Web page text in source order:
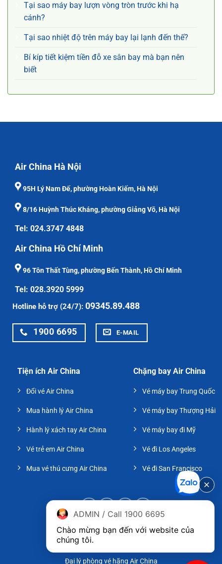
Tại sao máy bay lượn vòng tròn trước khi hạ
cánh?
Tại sao nhiệt độ trên máy bay lại lạnh đến thế?
Bí kíp tiết kiệm tiền đỗ xe sân bay mà bạn nên
biết
Air China Hà Nội
95H Lý Nam Đế, phường Hoàn Kiếm, Hà Nội
8/16 Huỳnh Thúc Kháng, phường Giảng Võ, Hà Nội
Tel: 024.3747 4848
Air China Hồ Chí Minh
96 Tôn Thất Tùng, phường Bến Thành, Hồ Chí Minh
Tel: 028.3920 5999
Hotline hỗ trợ (24/7): 09345.89.488
1900 6695 E-MAIL
Tiện ích Air China
Đổi vé Air China
Mua hành lý Air China
Hành lý xách tay Air China
Vé trẻ em Air China
Mua vé thú cưng Air China
Chặng bay Air China
Vé máy bay Trung Quốc
Vé máy bay Thượng Hải
Vé máy bay đi Mỹ
Vé đi Los Angeles
Vé đi San Francisco
Đại lý phòng vé hãng Air China
ADMIN / Call 1900 6695
Chào mừng bạn đến với website của
chúng tôi.